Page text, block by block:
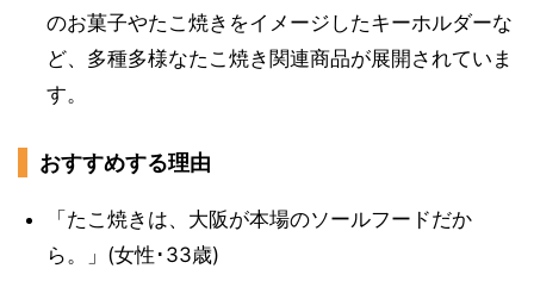
のお菓子やたこ焼きをイメージしたキーホルダーな
ど、多種多様なたこ焼き関連商品が展開されていま
す。
おすすめする理由
「たこ焼きは、大阪が本場のソールフードだか
ら。」(女性･33歳)